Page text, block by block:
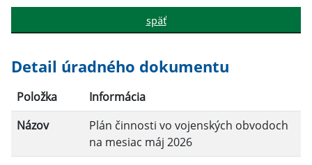
Popis:
Dátum zverejnenia do:
späť
Detail úradného dokumentu
Položka
Informácia
Názov
Plán činnosti vo vojenských obvodoch
na mesiac máj 2026